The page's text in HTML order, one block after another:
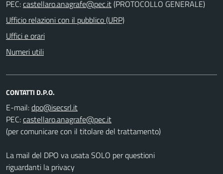
PEC:
(PROTOCOLLO GENERALE)
Ufficio relazioni con il pubblico (URP)
Uffici e orari
Numeri utili
CONTATTI D.P.O.
E-mail:
PEC:
(per comunicare con il titolare del trattamento)
La mail del DPO va usata SOLO per questioni
riguardanti la privacy